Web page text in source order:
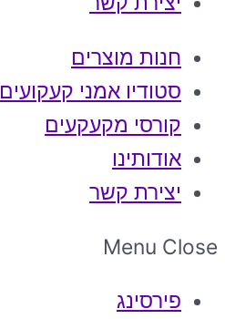
חנות מוצרים
סטודיו אמני קעקועים
קורסי מקעקעים
אודותינו
יצירת קשר
Menu Close
פירסינג